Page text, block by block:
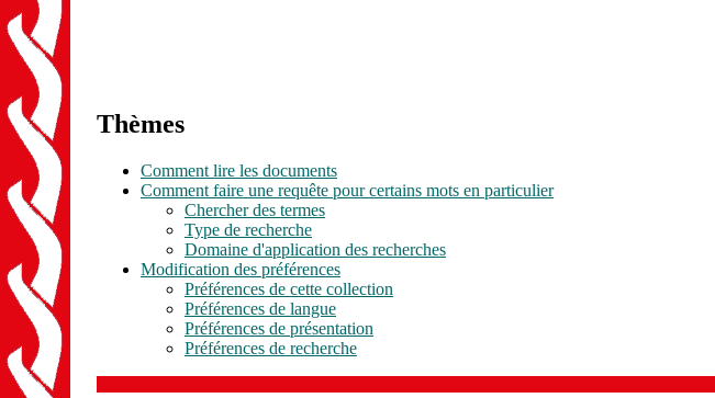
Thèmes
Comment lire les documents
Comment faire une requête pour certains mots en particulier
Chercher des termes
Type de recherche
Domaine d'application des recherches
Modification des préférences
Préférences de cette collection
Préférences de langue
Préférences de présentation
Préférences de recherche